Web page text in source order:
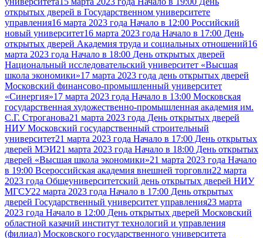
открытых дверей в Государственном университете
управления16 марта 2023 года Начало в 12:00 Российский
новый университет16 марта 2023 года Начало в 17:00 День
открытых дверей Академия труда и социальных отношений16
марта 2023 года Начало в 18:00 День открытых дверей
Национальный исследовательский университет «Высшая
школа экономики»17 марта 2023 года день открытых дверей
Московский финансово-промышленный университет
«Синергия»17 марта 2023 года Начало в 13:00 Московская
государственная художественно-промышленная академия им.
С.Г. Строганова21 марта 2023 года День открытых дверей
НИУ Московский государственный строительный
университет21 марта 2023 года Начало в 17:00 День открытых
дверей МЭИ21 марта 2023 года Начало в 18:00 День открытых
дверей «Высшая школа экономики»21 марта 2023 года Начало
в 19:00 Всероссийская академия внешней торговли22 марта
2023 года Общеуниверситетский день открытых дверей НИУ
МГСУ22 марта 2023 года Начало в 17:00 День открытых
дверей Государственный университет управления23 марта
2023 года Начало в 12:00 День открытых дверей Московский
областной казачий институт технологий и управления
(филиал) Московского государственного университета